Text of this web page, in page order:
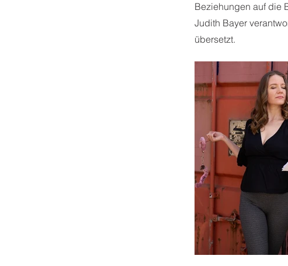
Beziehungen auf die
Judith Bayer
übersetzt.